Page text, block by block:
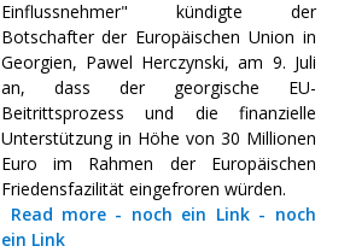
Einflussnehmer" kündigte der
Botschafter der Europäischen Union in
Georgien, Pawel Herczynski, am 9. Juli
an, dass der georgische EU-
Beitrittsprozess und die finanzielle
Unterstützung in Höhe von 30 Millionen
Euro im Rahmen der Europäischen
Friedensfazilität eingefroren würden.
Read more- noch ein Link- noch
ein Link